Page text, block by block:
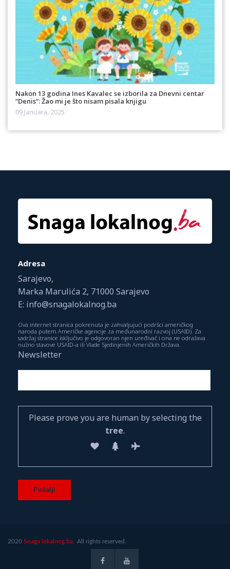
Nakon 13 godina Ines Kavalec se izborila za Dnevni centar
“Denis”: Žao mi je što nisam pisala knjigu
09 Januara, 2025
Adresa
Sarajevo,
Marka Marulića 2, 71000 Sarajevo
E: info@snagalokalnog.ba
Ova internet stranica pokrenuta je zahvaljujući podršci američkog
naroda putem Američke agencije za međunarodni razvoj (USAID). Za
sadržaj stranice isključivo je odgovoran njen uređivač i ona ne odražava
nužno stavove USAID-a ili Vlade Sjedinjenih Američkih Država.
Newsletter
Please prove you are human by selecting the
tree.
2020 Snaga lokalnog.ba. All rights reserved.